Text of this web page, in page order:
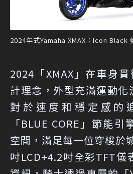
2024年式Yamaha XMAX：Icon Black
2024「XMAX」在車身
計理念，外型充滿運動化
對於速度和穩定感的
「BLUE CORE」節能
空間，滿足每一位穿梭於
吋LCD+4.2吋全彩TFT儀